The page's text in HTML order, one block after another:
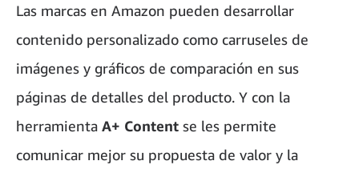
Las marcas en Amazon pueden desarrollar
contenido personalizado como carruseles de
imágenes y gráficos de comparación en sus
páginas de detalles del producto. Y con la
herramienta A+ Content se les permite
comunicar mejor su propuesta de valor y la